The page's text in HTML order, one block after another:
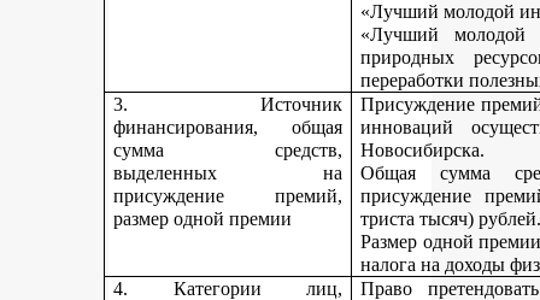
«Лучший молодой
«Лучший молодой
природных
переработки
3. Источник
финансирования, общая
сумма средств,
выделенных на
присуждение премий,
размер одной премии
Присуждение
инноваций
Новосибирска.
Общая сумма
присуждение
триста тысяч)
Размер одной
налога на доходы
4. Категории лиц,
Право